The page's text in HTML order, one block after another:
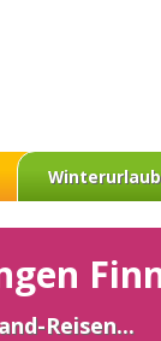
Winterurlaub
Reisen...